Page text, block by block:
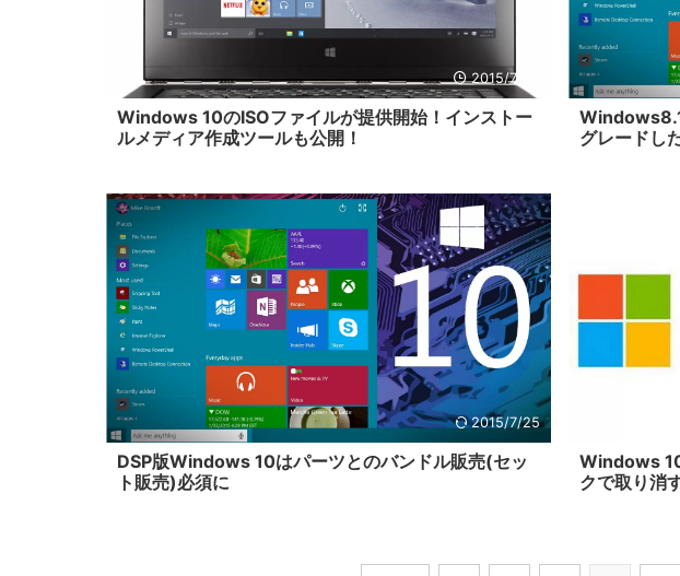
2015/7/29
Windows 10のISOファイルが提供開始！インストー
ルメディア作成ツールも公開！
グレードし
2015/7/25
DSP版Windows 10はパーツとのバンドル販売(セッ
ト販売)必須に
Windows
クで取り消